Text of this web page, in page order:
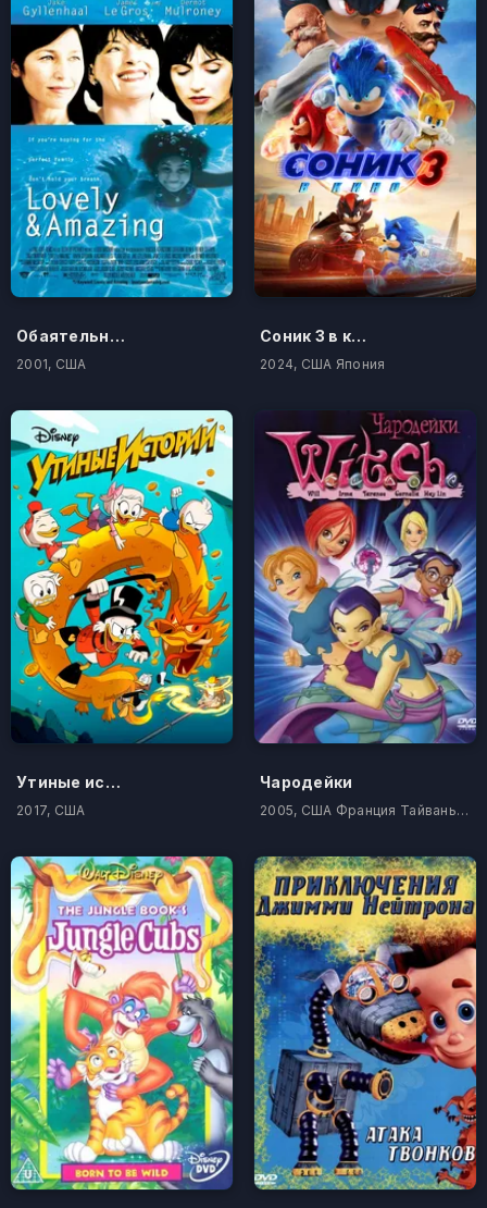
Обаятельная и привлекательная
2001, США
Соник 3 в кино
2024, США Япония
Утиные истории
2017, США
Чародейки
2005, США Франция Тайвань Украина